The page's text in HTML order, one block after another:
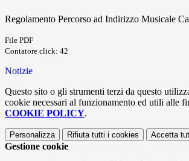
Regolamento Percorso ad Indirizzo Musicale
File PDF
Contatore click: 42
Notizie
Questo sito o gli strumenti terzi da questo
cookie necessari al funzionamento ed utili alle
COOKIE POLICY.
Personalizza Rifiuta tutti i cookies Accetta
Gestione cookie